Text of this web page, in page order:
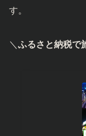
す。
＼ ふるさと納税で